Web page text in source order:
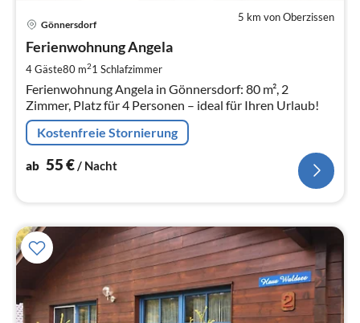
5 km von Oberzissen
Gönnersdorf
Ferienwohnung Angela
4 Gäste80 m21 Schlafzimmer
Ferienwohnung Angela in Gönnersdorf: 80 m², 2
Zimmer, Platz für 4 Personen – ideal für Ihren Urlaub!
Kostenfreie Stornierung
ab 55€/ Nacht